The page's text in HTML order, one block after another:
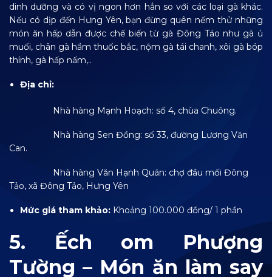
dinh dưỡng và có vị ngon hơn hẳn so với các loại gà khác.
Nếu có dịp đến Hưng Yên, bạn đừng quên nếm thử những
món ăn hấp dẫn được chế biến từ gà Đông Tảo như gà ủ
muối, chân gà hầm thuốc bắc, nộm gà tái chanh, xôi gà bóp
thính, gà hấp nấm,..
Địa chỉ:
Nhà hàng Mạnh Hoạch: số 4, chùa Chuông.
Nhà hàng Sen Đồng: số 33, đường Lương Văn
Can.
Nhà hàng Văn Hạnh Quán: chợ đầu mối Đông
Tảo, xã Đông Tảo, Hưng Yên
Mức giá tham khảo: Khoảng 100.000 đồng/ 1 phần
5. Ếch om Phượng
Tường – Món ăn làm say